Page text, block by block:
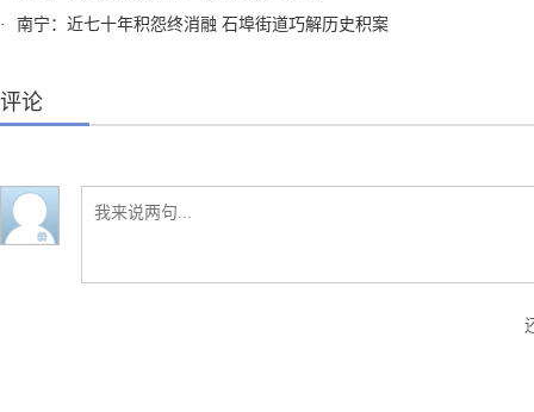
·
南宁：近七十年积怨终消融 石埠街道巧解历史积案
评论